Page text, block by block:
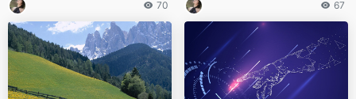
70
最快
67